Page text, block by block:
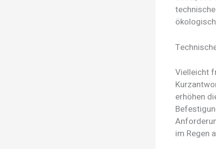
Vielleicht
erhöhen
im Regen